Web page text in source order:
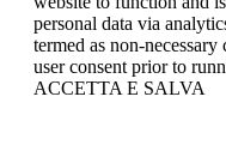
personal data via
termed as non-
user consent prior to
ACCETTA E SALVA